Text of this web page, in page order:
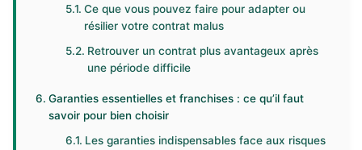
Ce que vous pouvez faire pour adapter ou
résilier votre contrat malus
Retrouver un contrat plus avantageux après
une période difficile
Garanties essentielles et franchises : ce qu’il faut
savoir pour bien choisir
Les garanties indispensables face aux risques